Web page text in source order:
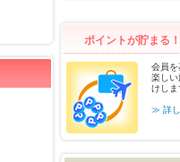
ポイントが貯まる
会員を
楽しい
けしま
≫ 詳し